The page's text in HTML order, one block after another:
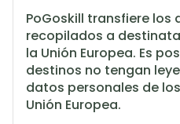
PoGoskill transfiere los
recopilados a
la Unión Europea. Es
destinos no tengan
datos personales de
Unión Europea.